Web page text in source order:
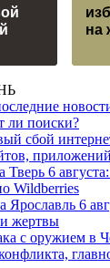
на
ли поиски?
сбой
6
Wildberries
6
жертвы
с оружием в